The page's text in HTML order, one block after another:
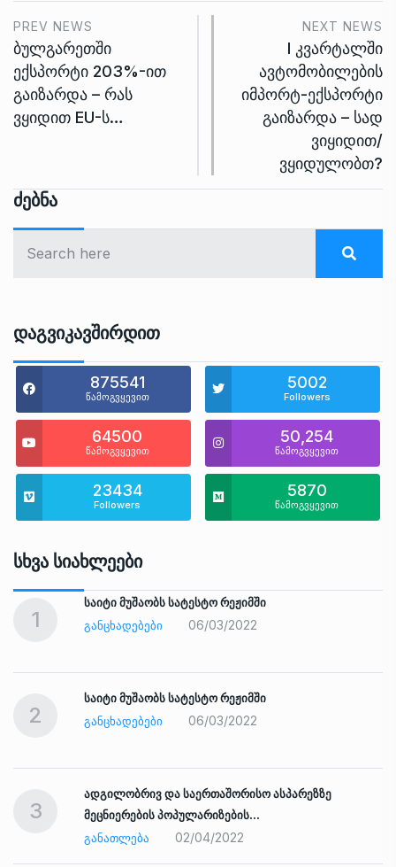
PREV NEWS
ბულგარეთში
ექსპორტი 203%-ით
გაიზარდა – რას
ვყიდით EU-ს…
NEXT NEWS
I კვარტალში
ავტომობილების
იმპორტ-ექსპორტი
გაიზარდა – სად
ვიყიდით/
ვყიდულობთ?
Ძებნა
Დაგვიკავშირდით
875541
წამოგვყევით
5002
Followers
64500
წამოგვყევით
50,254
წამოგვყევით
23434
Followers
5870
წამოგვყევით
Სხვა Სიახლეები
1
საიტი მუშაობს სატესტო რეჟიმში
ᲒᲐᲜᲪᲮᲐᲓᲔᲑᲔᲑᲘ
06/03/2022
2
საიტი მუშაობს სატესტო რეჟიმში
ᲒᲐᲜᲪᲮᲐᲓᲔᲑᲔᲑᲘ
06/03/2022
3
ადგილობრივ და საერთაშორისო ასპარეზზე
მეცნიერების პოპულარიზების…
ᲒᲐᲜᲐᲗᲚᲔᲑᲐ
02/04/2022